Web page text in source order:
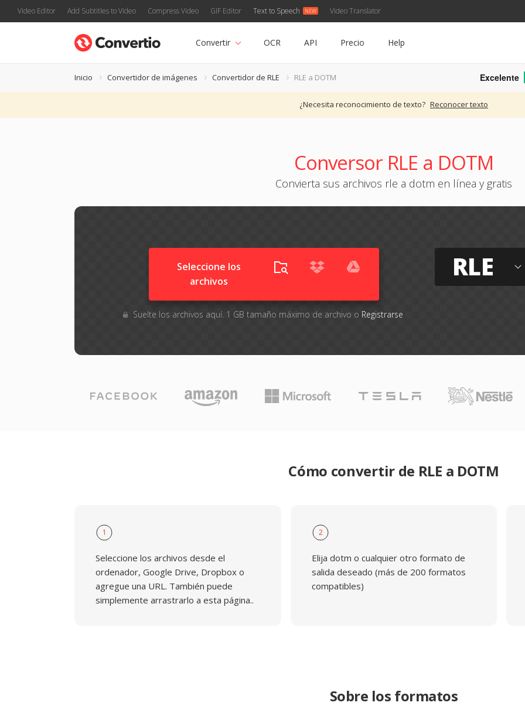
Video Editor Add Subtitles to Video Compress Video GIF Editor Text to Speech Video Translator
Convertir OCR API Precio Help
Inicio Convertidor de imágenes Convertidor de RLE RLE a DOTM Excelente
¿Necesita reconocimiento de texto? Reconocer texto
Conversor RLE a DOTM
Convierta sus archivos rle a dotm en línea y gratis
Seleccione los
archivos
Suelte los archivos aquí. 1 GB tamaño máximo de archivo o Registrarse
RLE
Cómo convertir de RLE a DOTM
1
Seleccione los archivos desde el
ordenador, Google Drive, Dropbox o
agregue una URL. También puede
simplemente arrastrarlo a esta página..
2
Elija dotm o cualquier otro formato de
salida deseado (más de 200 formatos
compatibles)
Sobre los formatos